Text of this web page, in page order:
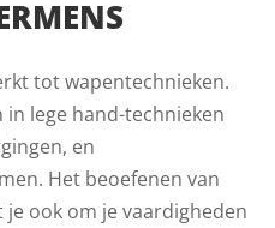
tot wapentechnieken.
in lege hand-technieken
en
Het beoefenen van
ook om je vaardigheden